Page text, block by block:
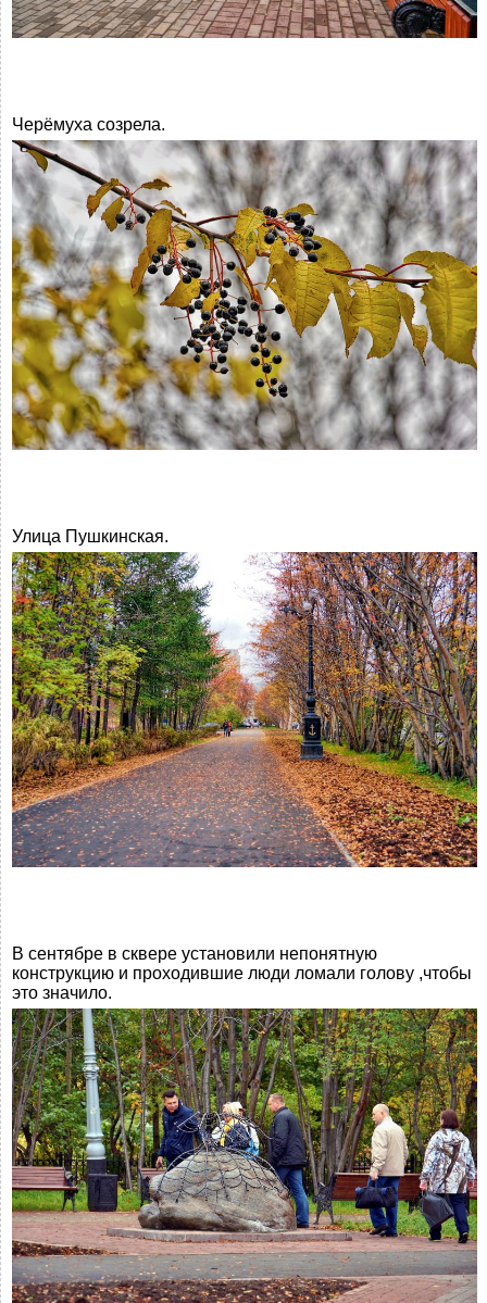
Черёмуха созрела.
Улица Пушкинская.
В сентябре в сквере установили непонятную
конструкцию и проходившие люди ломали голову ,чтобы
это значило.